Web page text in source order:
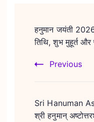
Navigation
हनुमान जयंती
तिथि, शुभ मुहूर्त और
Previous
Sri Hanuman
श्री हनुमान्